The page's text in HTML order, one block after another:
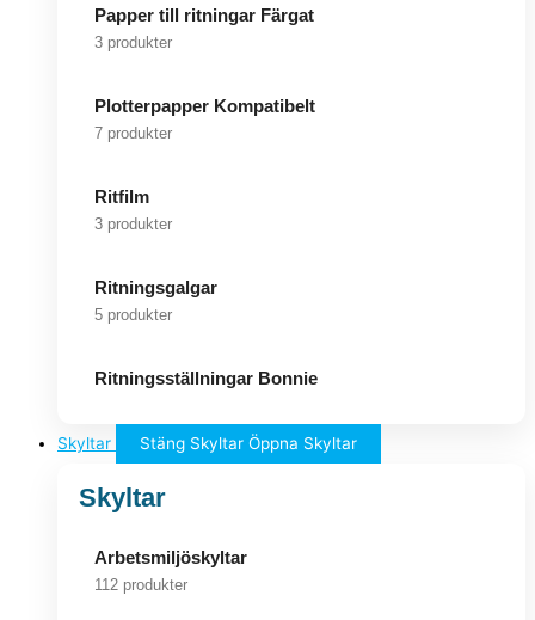
Papper till ritningar Färgat
3 produkter
Plotterpapper Kompatibelt
7 produkter
Ritfilm
3 produkter
Ritningsgalgar
5 produkter
Ritningsställningar Bonnie
Skyltar Stäng Skyltar Öppna Skyltar
Skyltar
Arbetsmiljöskyltar
112 produkter